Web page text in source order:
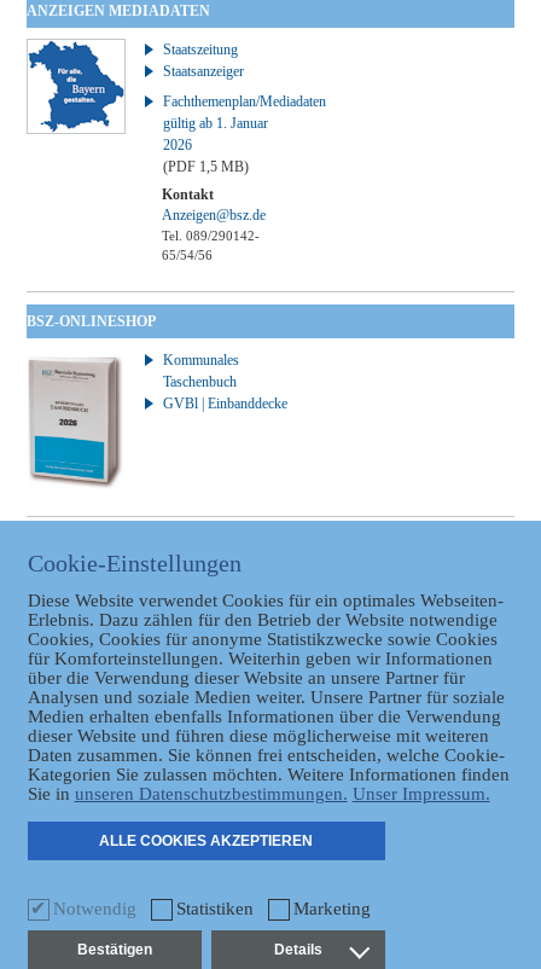
ANZEIGEN MEDIADATEN
Staatszeitung
Staatsanzeiger
Fachthemenplan/Mediadaten
gültig ab 1. Januar
2026
(PDF 1,5 MB)
Kontakt
Anzeigen@bsz.de
Tel. 089/290142-
65/54/56
BSZ-ONLINESHOP
Kommunales
Taschenbuch
GVBl | Einbanddecke
Landtag
Datenschutz
Cookie-Einstellungen
Diese Website verwendet Cookies für ein optimales Webseiten-
Erlebnis. Dazu zählen für den Betrieb der Website notwendige
Cookies, Cookies für anonyme Statistikzwecke sowie Cookies
für Komforteinstellungen. Weiterhin geben wir Informationen
über die Verwendung dieser Website an unsere Partner für
Analysen und soziale Medien weiter. Unsere Partner für soziale
Medien erhalten ebenfalls Informationen über die Verwendung
dieser Website und führen diese möglicherweise mit weiteren
Daten zusammen. Sie können frei entscheiden, welche Cookie-
Kategorien Sie zulassen möchten. Weitere Informationen finden
Sie in unseren Datenschutzbestimmungen. Unser Impressum.
ALLE COOKIES AKZEPTIEREN
Notwendig Statistiken Marketing
Bestätigen Details